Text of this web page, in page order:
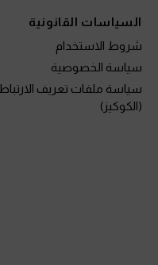
السياسات القانونية
شروط الاستخدام
سياسة الخصوصية
سياسة ملفات تعريف الارتباط
(الكوكيز)